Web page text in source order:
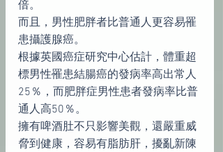
倍。
而且，男性肥胖者比普通人更容易罹
患攝護腺癌。
根據英國癌症研究中心估計，體重超
標男性罹患結腸癌的發病率高出常人
25％，而肥胖症男性患者發病率比普
通人高50％。
擁有啤酒肚不只影響美觀，還嚴重威
脅到健康，容易有脂肪肝，擾亂新陳